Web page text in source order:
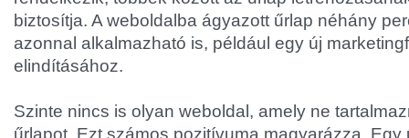
biztosítja. A weboldalba ágyazott űrlap néhány
azonnal alkalmazható is, például egy új
elindításához.
Szinte nincs is olyan weboldal, amely ne
űrlapot. Ezt számos pozitívuma magyarázza. Egy